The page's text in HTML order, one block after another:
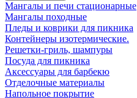
Мангалы и печи стационарные
Мангалы походные
Пледы и коврики для пикника
Контейнеры изотермические.
Решетки-гриль, шампуры
Посуда для пикника
Аксессуары для барбекю
Отделочные материалы
Напольное покрытие